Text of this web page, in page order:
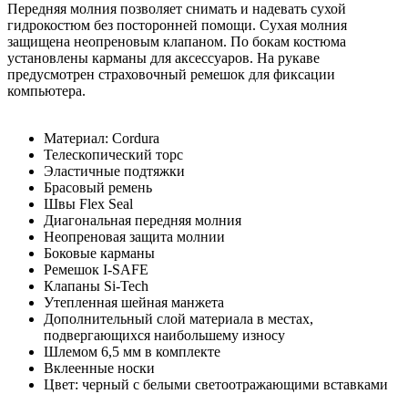
Передняя молния позволяет снимать и надевать сухой
гидрокостюм без посторонней помощи. Сухая молния
защищена неопреновым клапаном. По бокам костюма
установлены карманы для аксессуаров. На рукаве
предусмотрен страховочный ремешок для фиксации
компьютера.
Материал: Cordura
Телескопический торс
Эластичные подтяжки
Брасовый ремень
Швы Flex Seal
Диагональная передняя молния
Неопреновая защита молнии
Боковые карманы
Ремешок I-SAFE
Клапаны Si-Tech
Утепленная шейная манжета
Дополнительный слой материала в местах,
подвергающихся наибольшему износу
Шлемом 6,5 мм в комплекте
Вклеенные носки
Цвет: черный с белыми светоотражающими вставками